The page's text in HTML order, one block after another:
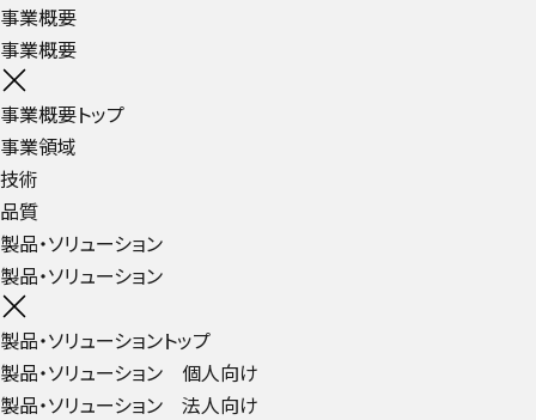
事業概要
事業概要
事業概要トップ
事業領域
技術
品質
製品・ソリューション
製品・ソリューション
製品・ソリューショントップ
製品・ソリューション 個人向け
製品・ソリューション 法人向け